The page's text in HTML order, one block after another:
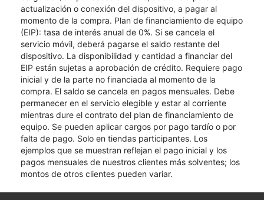
actualización o conexión del dispositivo, a pagar al
momento de la compra. Plan de financiamiento de equipo
(EIP): tasa de interés anual de 0%. Si se cancela el
servicio móvil, deberá pagarse el saldo restante del
dispositivo. La disponibilidad y cantidad a financiar del
EIP están sujetas a aprobación de crédito. Requiere pago
inicial y de la parte no financiada al momento de la
compra. El saldo se cancela en pagos mensuales. Debe
permanecer en el servicio elegible y estar al corriente
mientras dure el contrato del plan de financiamiento de
equipo. Se pueden aplicar cargos por pago tardío o por
falta de pago. Solo en tiendas participantes. Los
ejemplos que se muestran reflejan el pago inicial y los
pagos mensuales de nuestros clientes más solventes; los
montos de otros clientes pueden variar.